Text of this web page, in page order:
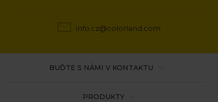
info.cz@colorland.com
PRODUKTY
BUĎTE S NÁMI V KONTAKTU